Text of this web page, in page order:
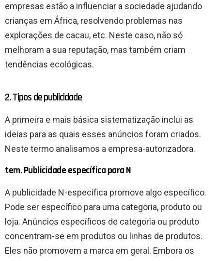
empresas estão a influenciar a sociedade ajudando
crianças em África, resolvendo problemas nas
explorações de cacau, etc. Neste caso, não só
melhoram a sua reputação, mas também criam
tendências ecológicas.
2. Tipos de publicidade
A primeira e mais básica sistematização inclui as
ideias para as quais esses anúncios foram criados.
Neste termo analisamos a empresa-autorizadora.
tem. Publicidade específica para N
A publicidade N-específica promove algo específico.
Pode ser específico para uma categoria, produto ou
loja. Anúncios específicos de categoria ou produto
concentram-se em produtos ou linhas de produtos.
Eles não promovem a marca em geral. Embora os